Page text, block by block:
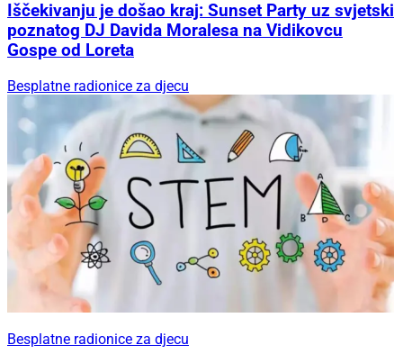
Iščekivanju je došao kraj: Sunset Party uz svjetski
poznatog DJ Davida Moralesa na Vidikovcu
Gospe od Loreta
Besplatne radionice za djecu
Besplatne radionice za djecu